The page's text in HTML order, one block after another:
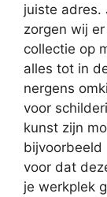
juiste adres.
zorgen wij
collectie op
alles tot in
nergens
voor
kunst zijn
bijvoorbeeld
voor dat
je werkplek